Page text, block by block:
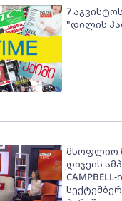
7
"დილის
მსოფლიო
დიჯეის